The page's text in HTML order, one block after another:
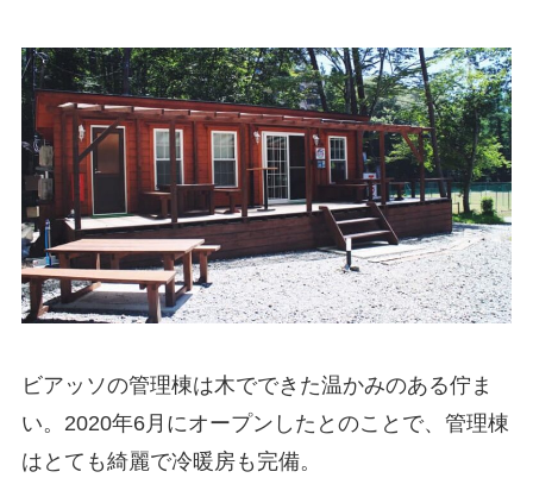
ビアッソの管理棟は木でできた温かみのある佇ま
い。2020年6月にオープンしたとのことで、管理棟
はとても綺麗で冷暖房も完備。